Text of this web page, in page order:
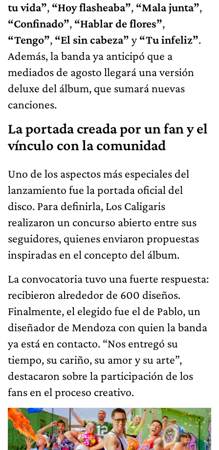
tu vida”, “Hoy flasheaba”, “Mala junta”,
“Confinado”, “Hablar de flores”,
“Tengo”, “El sin cabeza” y“Tu infeliz”.
Además, la banda ya anticipó que a
mediados de agosto llegará una versión
deluxe del álbum, que sumará nuevas
canciones.
La portada creada por un fan y el
vínculo con la comunidad
Uno de los aspectos más especiales del
lanzamiento fue la portada oficial del
disco. Para definirla, Los Caligaris
realizaron un concurso abierto entre sus
seguidores, quienes enviaron propuestas
inspiradas en el concepto del álbum.
La convocatoria tuvo una fuerte respuesta:
recibieron alrededor de 600 diseños.
Finalmente, el elegido fue el de Pablo, un
diseñador de Mendoza con quien la banda
ya está en contacto. “Nos entregó su
tiempo, su cariño, su amor y su arte”,
destacaron sobre la participación de los
fans en el proceso creativo.